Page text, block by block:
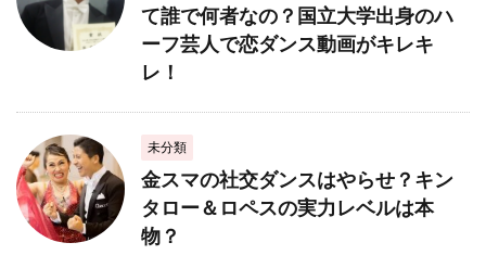
て誰で何者なの？国立大学出身のハ
ーフ芸人で恋ダンス動画がキレキ
レ！
未分類
金スマの社交ダンスはやらせ？キン
タロー＆ロペスの実力レベルは本
物？